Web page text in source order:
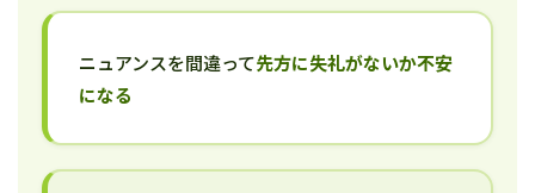
ニュアンスを間違って先方に失礼がないか不安
になる